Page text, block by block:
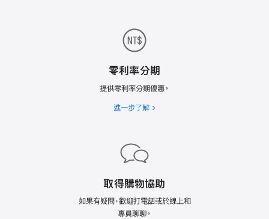
零利率分期
提供零利率分期優惠。
進一步了解
取得購物協助
如果有疑問，歡迎打電話或於線上和
專員聊聊。